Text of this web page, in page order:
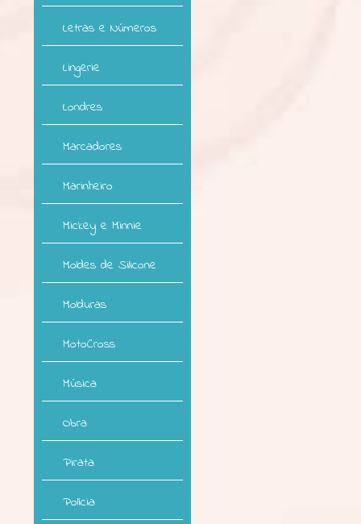
Letras e Números
Lingerie
Londres
Marcadores
Marinheiro
Mickey e Minnie
Moldes de Silicone
Molduras
MotoCross
Música
Obra
Pirata
Polícia